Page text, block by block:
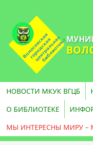
НОВОСТИ МКУК ВГЦБ
О БИБЛИОТЕКЕ
МЫ ИНТЕРЕСНЫ МИРУ –